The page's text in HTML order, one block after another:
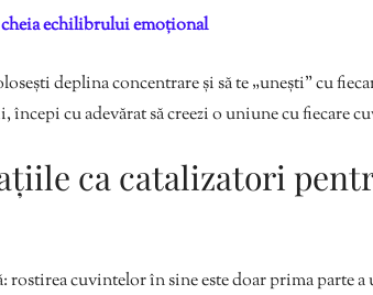
cheia echilibrului emoțional
deplina concentrare și să te „unești” cu
cu adevărat să creezi o uniune cu fiecare
ca catalizatori
rostirea cuvintelor în sine este doar prima parte